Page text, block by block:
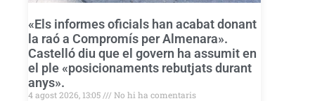
«Els informes oficials han acabat donant
la raó a Compromís per Almenara».
Castelló diu que el govern ha assumit en
el ple «posicionaments rebutjats durant
anys».
4 agost 2026, 13:05 No hi ha comentaris